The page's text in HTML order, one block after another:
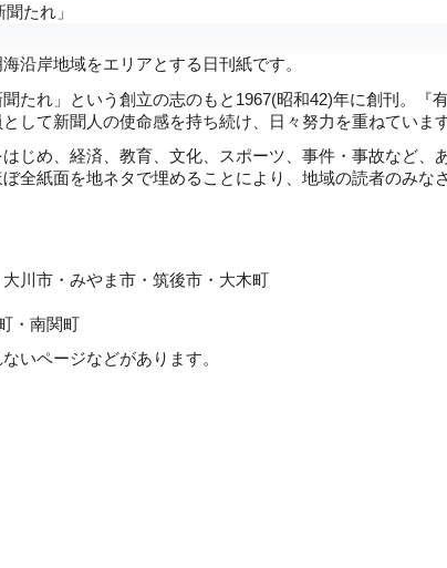
たれ」
沿岸地域をエリアとする日刊紙です。
たれ」という創立の志のもと1967(昭和42)年に創刊。『
して新聞人の使命感を持ち続け、日々努力を重ねています
じめ、経済、教育、文化、スポーツ、事件・事故など、
全紙面を地ネタで埋めることにより、地域の読者のみな
・みやま市・筑後市・大木町
南関町
いページなどがあります。